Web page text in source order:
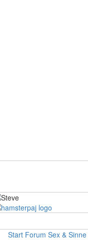
Start Forum Sex & Sinne